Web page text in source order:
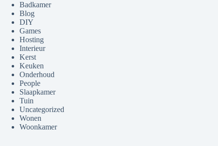
Badkamer
Blog
DIY
Games
Hosting
Interieur
Kerst
Keuken
Onderhoud
People
Slaapkamer
Tuin
Uncategorized
Wonen
Woonkamer